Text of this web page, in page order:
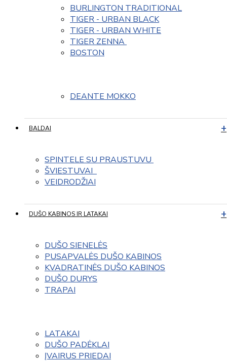
BURLINGTON TRADITIONAL
TIGER - URBAN BLACK
TIGER - URBAN WHITE
TIGER ZENNA
BOSTON
DEANTE MOKKO
BALDAI
SPINTELE SU PRAUSTUVU
ŠVIESTUVAI
VEIDRODŽIAI
DUŠO KABINOS IR LATAKAI
DUŠO SIENELĖS
PUSAPVALĖS DUŠO KABINOS
KVADRATINĖS DUŠO KABINOS
DUŠO DURYS
TRAPAI
LATAKAI
DUŠO PADĖKLAI
ĮVAIRUS PRIEDAI